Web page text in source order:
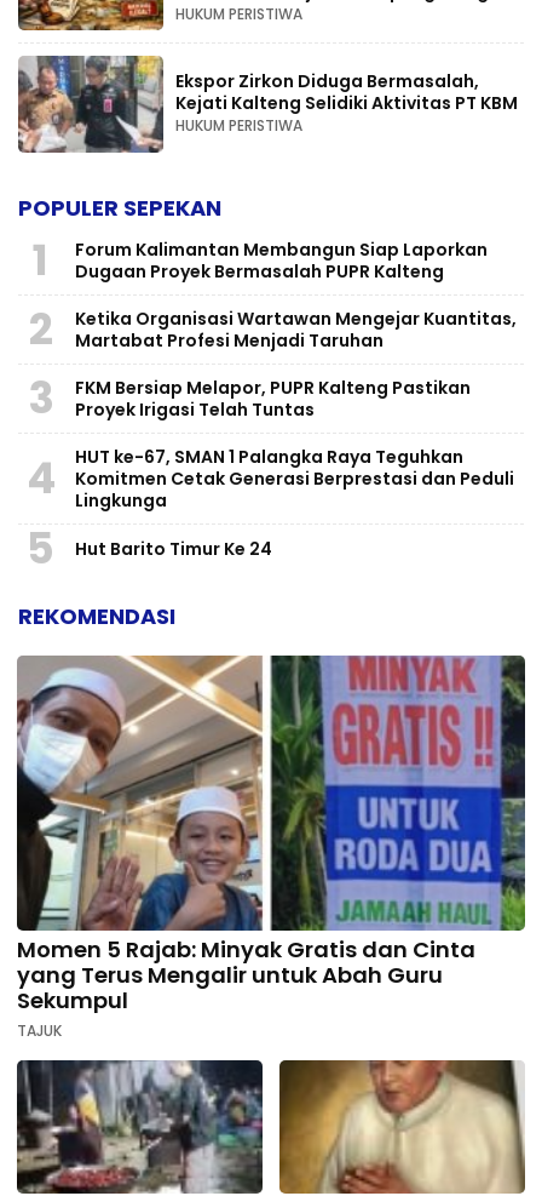
HUKUM PERISTIWA
Ekspor Zirkon Diduga Bermasalah,
Kejati Kalteng Selidiki Aktivitas PT KBM
HUKUM PERISTIWA
POPULER SEPEKAN
1
Forum Kalimantan Membangun Siap Laporkan
Dugaan Proyek Bermasalah PUPR Kalteng
2
Ketika Organisasi Wartawan Mengejar Kuantitas,
Martabat Profesi Menjadi Taruhan
3
FKM Bersiap Melapor, PUPR Kalteng Pastikan
Proyek Irigasi Telah Tuntas
4
HUT ke-67, SMAN 1 Palangka Raya Teguhkan
Komitmen Cetak Generasi Berprestasi dan Peduli
Lingkunga
5 Hut Barito Timur Ke 24
REKOMENDASI
Momen 5 Rajab: Minyak Gratis dan Cinta
yang Terus Mengalir untuk Abah Guru
Sekumpul
TAJUK